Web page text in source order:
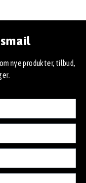
nye produkter, tilbud,